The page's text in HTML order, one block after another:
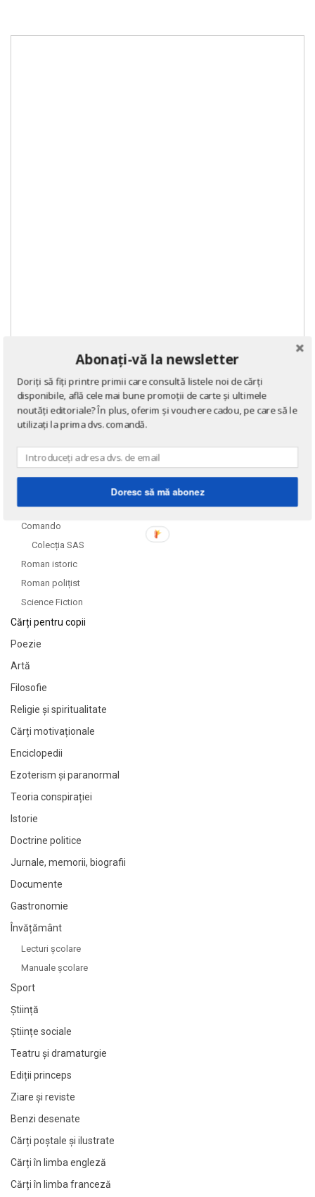
DOMENII
Literatură
Romane de dragoste
Autori români
Aventură
Colecția Jules Verne
Comando
Colecția SAS
Roman istoric
Roman polițist
Science Fiction
Cărți pentru copii
Poezie
Artă
Filosofie
Religie și spiritualitate
Cărți motivaționale
Enciclopedii
Ezoterism și paranormal
Teoria conspirației
Istorie
Doctrine politice
Jurnale, memorii, biografii
Documente
Gastronomie
Învățământ
Lecturi şcolare
Manuale şcolare
Sport
Știință
Științe sociale
Teatru și dramaturgie
Ediții princeps
Ziare şi reviste
Benzi desenate
Cărți poștale și ilustrate
Cărți în limba engleză
Cărți în limba franceză
Abonați-vă la newsletter
Doriți să fiți printre primii care consultă listele noi de cărți
disponibile, află cele mai bune promoții de carte și ultimele
noutăți editoriale? În plus, oferim și vouchere cadou, pe care să le
utilizați la prima dvs. comandă.
Doresc să mă abonez